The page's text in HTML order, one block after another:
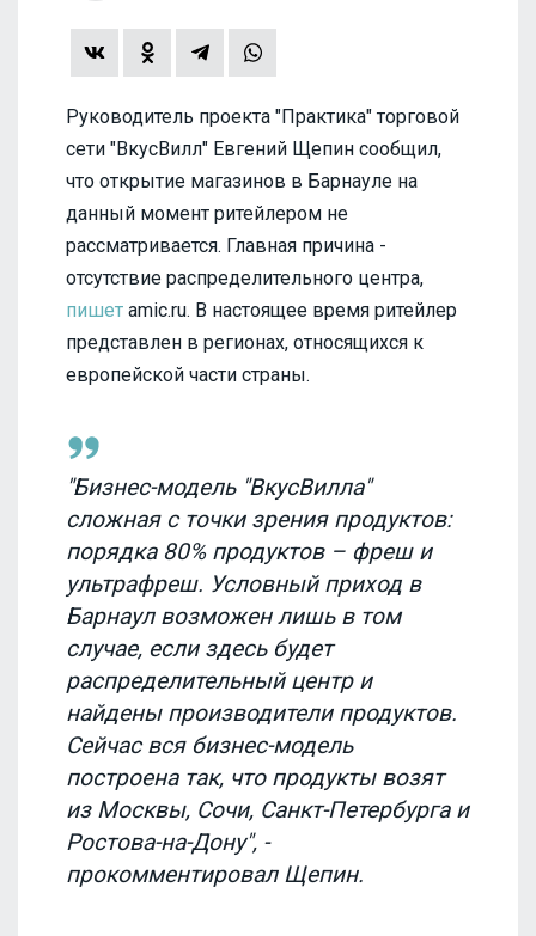
Руководитель проекта "Практика" торговой
сети "ВкусВилл" Евгений Щепин сообщил,
что открытие магазинов в Барнауле на
данный момент ритейлером не
рассматривается. Главная причина -
отсутствие распределительного центра,
пишет amic.ru. В настоящее время ритейлер
представлен в регионах, относящихся к
европейской части страны.
"Бизнес-модель "ВкусВилла"
сложная с точки зрения продуктов:
порядка 80% продуктов – фреш и
ультрафреш. Условный приход в
Барнаул возможен лишь в том
случае, если здесь будет
распределительный центр и
найдены производители продуктов.
Сейчас вся бизнес-модель
построена так, что продукты возят
из Москвы, Сочи, Санкт-Петербурга и
Ростова-на-Дону", -
прокомментировал Щепин.